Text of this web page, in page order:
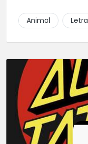
Animal Letra